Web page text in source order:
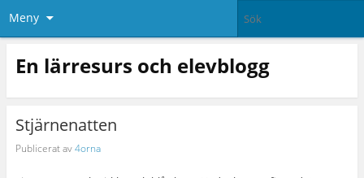
Meny
En lärresurs och elevblogg
Stjärnenatten
Publicerat av4orna